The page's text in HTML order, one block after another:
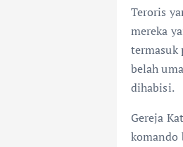
Teroris
mereka
termasuk
belah
dihabisi.
Gereja
komando